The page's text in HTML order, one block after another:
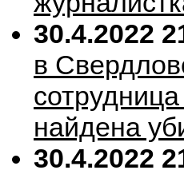
30.4.2022
в
найдена
30.4.2022